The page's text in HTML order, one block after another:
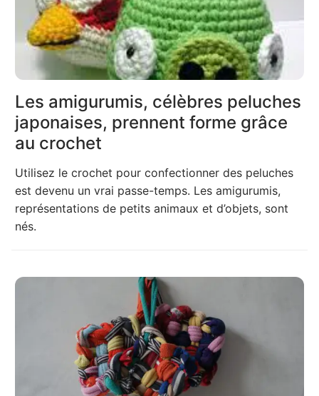
Les amigurumis, célèbres peluches
japonaises, prennent forme grâce
au crochet
Utilisez le crochet pour confectionner des peluches
est devenu un vrai passe-temps. Les amigurumis,
représentations de petits animaux et d’objets, sont
nés.